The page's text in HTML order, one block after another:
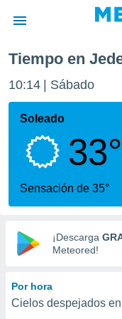
de
ha
calidad.
a este
las
y
digital
basada
Tiempo en
10:14 Sábado
Soleado
33°
Sensación de 35°
¡Descarga
Meteored!
Por hora
Cielos despejados